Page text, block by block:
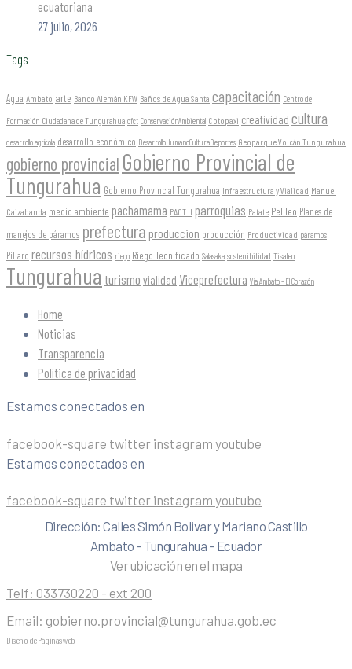
ecuatoriana
27 julio, 2026
Tags
Agua Ambato arte Banco Alemán KFW Baños de Agua Santa capacitación Centro de
Formación Ciudadana de Tungurahua cfct ConservaciónAmbiental Cotopaxi creatividad cultura
desarrollo agrícola desarrollo económico DesarrolloHumanoCulturaDeportes Geoparque Volcán Tungurahua
gobierno provincial Gobierno Provincial de
Tungurahua Gobierno Provincial Tungurahua Infraestructura y Vialidad Manuel
Caizabanda medio ambiente pachamama PACT II parroquias Patate Pelileo Planes de
manejos de páramos prefectura produccion producción Productividad páramos
Píllaro recursos hídricos riego Riego Tecnificado Salasaka sostenibilidad Tisaleo
Tungurahua turismo vialidad Viceprefectura Vía Ambato - El Corazón
Home
Noticias
Transparencia
Política de privacidad
Estamos conectados en
facebook-square twitter instagram youtube
Estamos conectados en
facebook-square twitter instagram youtube
Dirección: Calles Simón Bolivar y Mariano Castillo
Ambato – Tungurahua – Ecuador
Ver ubicación en el mapa
Telf: 033730220 - ext 200
Email: gobierno.provincial@tungurahua.gob.ec
Diseño de Páginas web